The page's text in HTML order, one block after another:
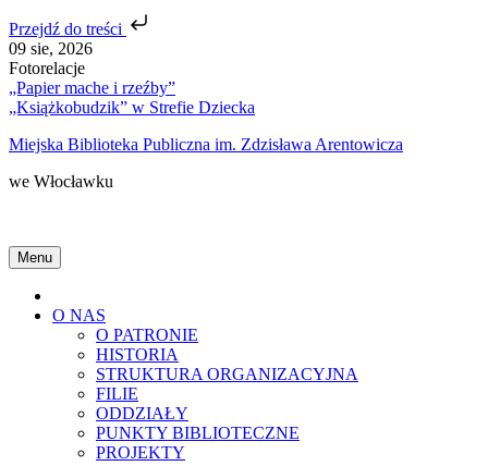
Przejdź do treści
Skip
to
content
09 sie, 2026
Fotorelacje
„Papier mache i rzeźby”
„Książkobudzik” w Strefie Dziecka
Miejska Biblioteka Publiczna im. Zdzisława Arentowicza
we Włocławku
Menu
O NAS
O PATRONIE
HISTORIA
STRUKTURA ORGANIZACYJNA
FILIE
ODDZIAŁY
PUNKTY BIBLIOTECZNE
PROJEKTY